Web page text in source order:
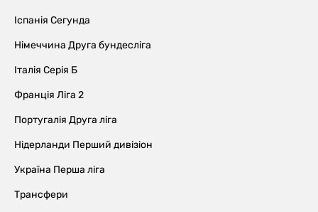
Іспанія Сегунда
Німеччина Друга бундесліга
Італія Серія Б
Франція Ліга 2
Португалія Друга ліга
Нідерланди Перший дивізіон
Україна Перша ліга
Трансфери